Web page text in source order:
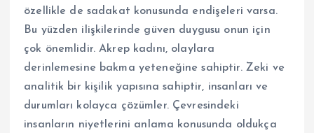
özellikle de sadakat konusunda endişeleri varsa.
Bu yüzden ilişkilerinde güven duygusu onun için
çok önemlidir. Akrep kadını, olaylara
derinlemesine bakma yeteneğine sahiptir. Zeki ve
analitik bir kişilik yapısına sahiptir, insanları ve
durumları kolayca çözümler. Çevresindeki
insanların niyetlerini anlama konusunda oldukça